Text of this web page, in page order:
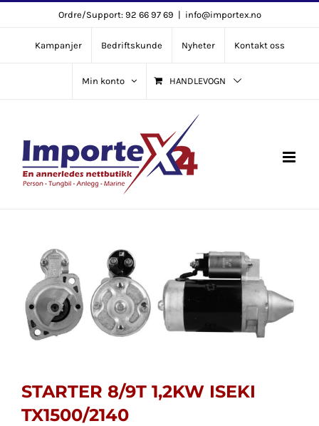
content
Ordre/Support: 92 66 97 69 | info@importex.no
Kampanjer Bedriftskunde Nyheter Kontakt oss
Min konto HANDLEVOGN
STARTER 8/9T 1,2KW ISEKI
TX1500/2140